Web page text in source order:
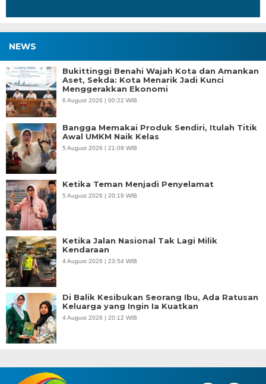
NEWS
Bukittinggi Benahi Wajah Kota dan Amankan
Aset, Sekda: Kota Menarik Jadi Kunci
Menggerakkan Ekonomi
6 August 2026 | 00:22 WIB
Bangga Memakai Produk Sendiri, Itulah Titik
Awal UMKM Naik Kelas
5 August 2026 | 21:09 WIB
Ketika Teman Menjadi Penyelamat
5 August 2026 | 20:19 WIB
Ketika Jalan Nasional Tak Lagi Milik
Kendaraan
4 August 2026 | 23:54 WIB
Di Balik Kesibukan Seorang Ibu, Ada Ratusan
Keluarga yang Ingin Ia Kuatkan
4 August 2026 | 20:12 WIB